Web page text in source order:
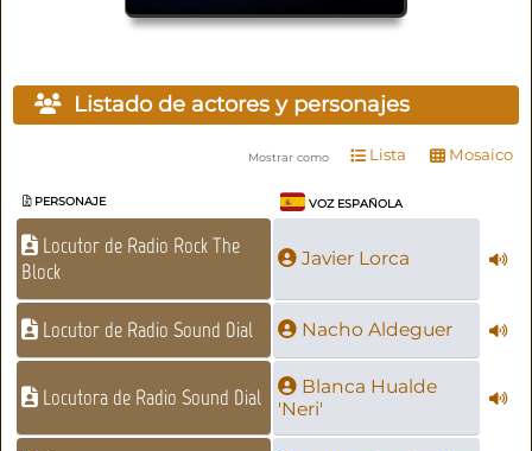
Listado de actores y personajes
Mostrar como Lista Mosaico
PERSONAJE VOZ ESPAÑOLA
Locutor de Radio Rock The
Block
Javier Lorca
Locutor de Radio Sound Dial Nacho Aldeguer
Locutora de Radio Sound Dial
Blanca Hualde
'Neri'